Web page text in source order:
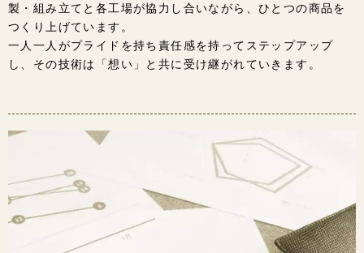
製・組み立てと各工場が協力し合いながら、ひとつの商品を
つくり上げています。
一人一人がプライドを持ち責任感を持ってステップアップ
し、その技術は「想い」と共に受け継がれていきます。